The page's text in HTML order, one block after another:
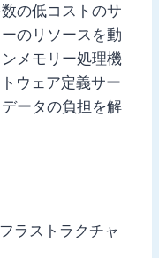
の低コストのサ
のリソースを動
メモリー処理機
ウェア定義サー
ータの負担を解
ラストラクチャ